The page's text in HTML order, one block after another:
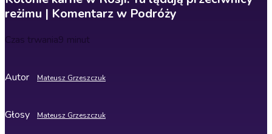
reżimu | Komentarz w Podróży
Czas trwania9 minut
Autor Mateusz Grzeszczuk
Głosy Mateusz Grzeszczuk